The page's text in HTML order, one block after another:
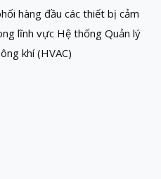
hàng đầu các thiết bị cảm
lĩnh vực Hệ thống Quản lý
khí (HVAC)